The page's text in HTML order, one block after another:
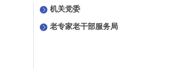
机关党委
老专家老干部服务局